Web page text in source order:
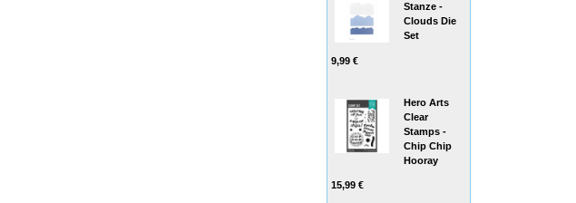
Stanze -
Clouds Die
Set
9,99 €
Hero Arts
Clear
Stamps -
Chip Chip
Hooray
15,99 €